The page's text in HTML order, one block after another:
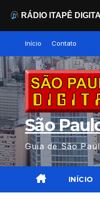
content
Início Contato
São
Guia de São
INÍCIO
RÁDIO ITAPÊ